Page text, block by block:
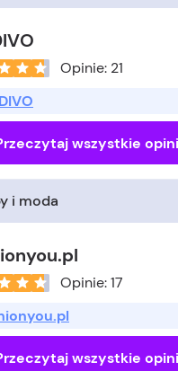
Opinie: 21
wszystkie
i moda
Opinie: 17
wszystkie